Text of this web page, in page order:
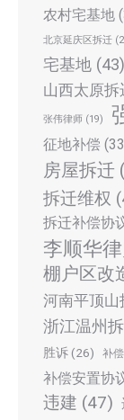
农村宅基地
北京延庆区拆迁
宅基地 (43)
山西太原拆
张伟律师 (19)
征地补偿
房屋拆迁
拆迁维权
拆迁补偿协
李顺华
棚户区改
河南平顶山
浙江温州
胜诉 (26) 补
补偿安置协
违建 (47)